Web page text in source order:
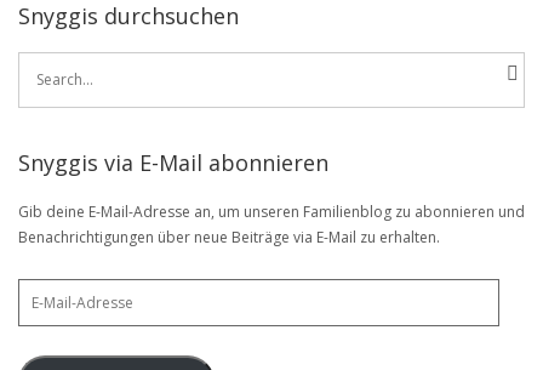
Snyggis durchsuchen
Search
Snyggis via E-Mail abonnieren
Gib deine E-Mail-Adresse an, um unseren Familienblog zu abonnieren und
Benachrichtigungen über neue Beiträge via E-Mail zu erhalten.